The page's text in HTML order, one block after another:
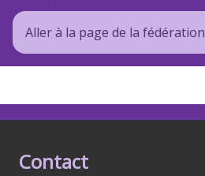
Aller à la page de la fédération
Contact